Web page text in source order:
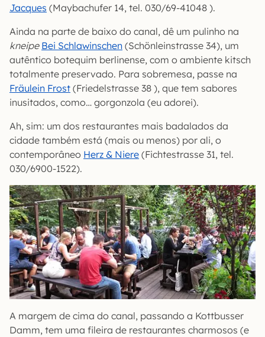
Jacques (Maybachufer 14, tel. 030/69-41048 ).
Ainda na parte de baixo do canal, dê um pulinho na
kneipe Bei Schlawinschen (Schönleinstrasse 34), um
autêntico botequim berlinense, com o ambiente kitsch
totalmente preservado. Para sobremesa, passe na
Fräulein Frost (Friedelstrasse 38 ), que tem sabores
inusitados, como… gorgonzola (eu adorei).
Ah, sim: um dos restaurantes mais badalados da
cidade também está (mais ou menos) por ali, o
contemporâneo Herz & Niere (Fichtestrasse 31, tel.
030/6900-1522).
A margem de cima do canal, passando a Kottbusser
Damm, tem uma fileira de restaurantes charmosos (e